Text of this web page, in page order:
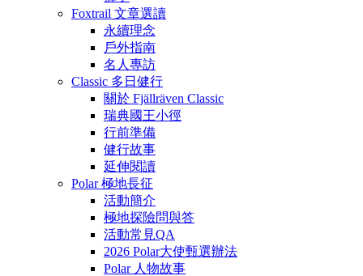
Foxtrail 文章選讀
永續理念
戶外指南
名人專訪
Classic 多日健行
關於 Fjällräven Classic
瑞典國王小徑
行前準備
健行故事
延伸閱讀
Polar 極地長征
活動簡介
極地探險問與答
活動常見QA
2026 Polar大使甄選辦法
Polar 人物故事